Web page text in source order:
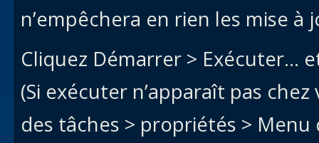
n’empêchera en rien les mise à
Cliquez Démarrer > Exécuter…
(Si exécuter n’apparaît pas
des tâches > propriétés >